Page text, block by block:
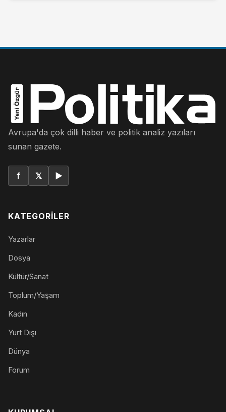
Avrupa'da çok dilli haber ve politik analiz yazıları
sunan gazete.
f 𝕏 ▶
KATEGORILER
Yazarlar
Dosya
Kültür/Sanat
Toplum/Yaşam
Kadın
Yurt Dışı
Dünya
Forum